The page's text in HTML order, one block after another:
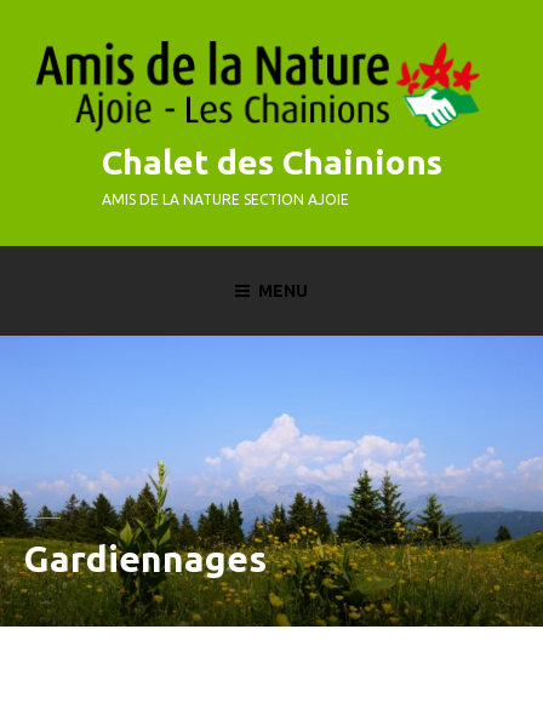
content
Chalet des Chainions
AMIS DE LA NATURE SECTION AJOIE
MENU
Gardiennages